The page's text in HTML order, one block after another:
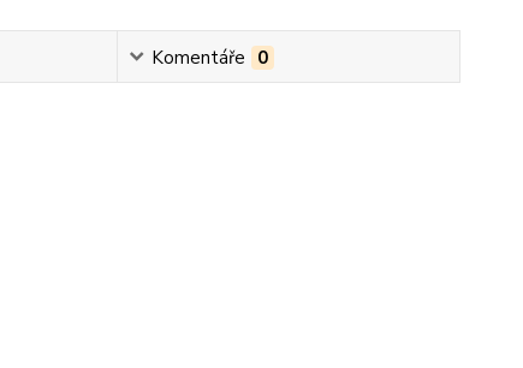
Komentáře 0